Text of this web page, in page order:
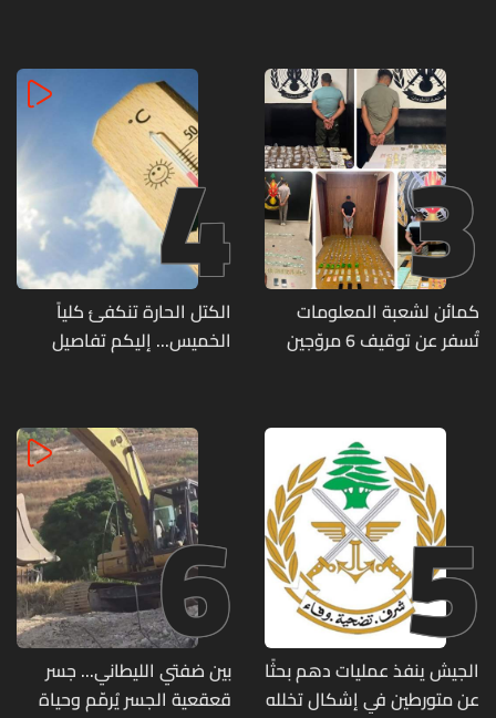
3
كمائن لشعبة المعلومات
تُسفر عن توقيف 6 مروّجين
4
الكتل الحارة تنكفئ كلياً
الخميس... إليكم تفاصيل
5
الجيش ينفذ عمليات دهم بحثًا
عن متورطين في إشكال تخلله
6
بين ضفتي الليطاني... جسر
قعقعية الجسر يُرمّم وحياة